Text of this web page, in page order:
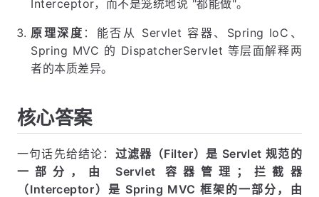
Interceptor，而不是笼统地说 "都能做"。
原理深度 ：能否从 Servlet 容器、Spring IoC、
Spring MVC 的 DispatcherServlet 等层面解释两
者的本质差异。
核心答案
一句话先给结论： 过滤器（Filter）是 Servlet 规范的
一部分，由 Servlet 容器管理；拦截器
（Interceptor）是 Spring MVC 框架的一部分，由